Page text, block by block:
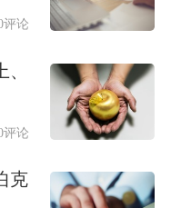
的磷酸铁锂电
部分供应电动
统电池生产
评论
评论
克